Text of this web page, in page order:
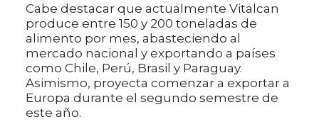
Cabe destacar que actualmente Vitalcan
produce entre 150 y 200 toneladas de
alimento por mes, abasteciendo al
mercado nacional y exportando a países
como Chile, Perú, Brasil y Paraguay.
Asimismo, proyecta comenzar a exportar a
Europa durante el segundo semestre de
este año.